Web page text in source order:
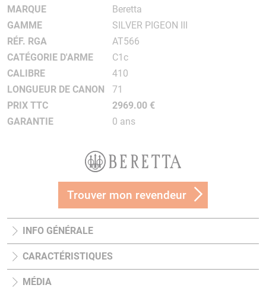
MARQUE
Beretta
GAMME
SILVER PIGEON III
RÉF. RGA
AT566
CATÉGORIE D'ARME
C1c
CALIBRE
410
LONGUEUR DE CANON
71
PRIX TTC
2969.00 €
GARANTIE
0 ans
Trouver mon revendeur
INFO GÉNÉRALE
CARACTÉRISTIQUES
MÉDIA